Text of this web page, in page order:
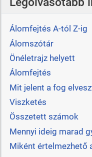
Álomfejtés A-tól Z-ig
Álomszótár
Önéletrajz helyett
Álomfejtés
Mit jelent a fog
Viszketés
Összetett számok
Mennyi ideig marad
Miként értelmezhető